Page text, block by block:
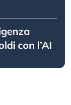
con l’AI